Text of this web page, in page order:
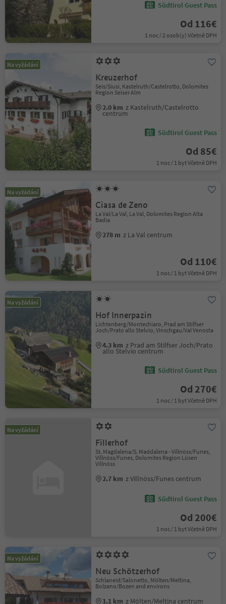
Südtirol Guest Pass
Od 116€
1 noc / 2 osob(y) Včetně DPH
Na vyžádání
Kreuzerhof
Seis/Siusi, Kastelruth/Castelrotto, Dolomites
Region Seiser Alm
2.0 km z Kastelruth/Castelrotto
centrum
Südtirol Guest Pass
Od 85€
1 noc / 1 byt Včetně DPH
Na vyžádání
Ciasa de Zeno
La Val/La Val, La Val, Dolomites Region Alta
Badia
278 m z La Val centrum
Od 110€
1 noc / 1 byt Včetně DPH
Na vyžádání
Hof Innerpazin
Lichtenberg/Montechiaro, Prad am Stilfser
Joch/Prato allo Stelvio, Vinschgau/Val Venosta
4.3 km z Prad am Stilfser Joch/Prato
allo Stelvio centrum
Südtirol Guest Pass
Od 270€
1 noc / 1 byt Včetně DPH
Na vyžádání
Fillerhof
St. Magdalena/S. Maddalena - Villnöss/Funes,
Villnöss/Funes, Dolomites Region Lüsen
Villnöss
2.7 km z Villnöss/Funes centrum
Südtirol Guest Pass
Od 200€
1 noc / 1 byt Včetně DPH
Na vyžádání
Neu Schötzerhof
Schlaneid/Salonetto, Mölten/Meltina,
Bolzano/Bozen and environs
1.1 km z Mölten/Meltina centrum